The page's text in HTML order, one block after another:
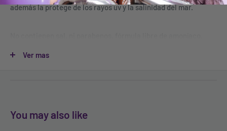
además la protege de los rayos uv y la salinidad del mar.
Aplica el shampoo hidratante papaya de Naissant, sobre tu
Ver mas
You may also like